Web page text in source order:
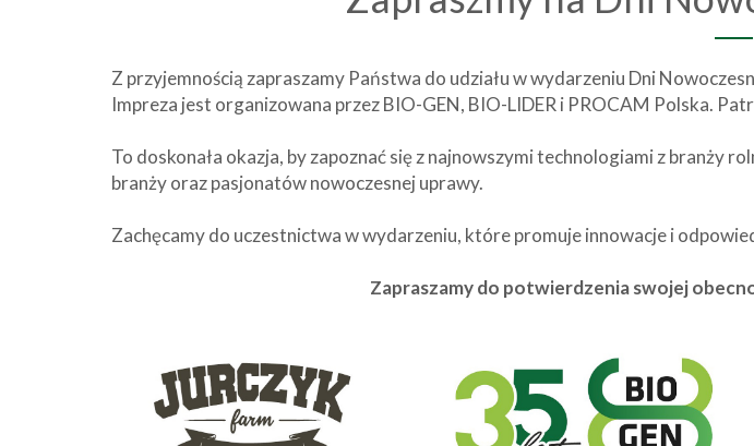
Z przyjemnością zapraszamy Państwa do udziału w wydarzeniu Dni
Impreza jest organizowana przez BIO-GEN, BIO-LIDER i PROCAM Polska.
To doskonała okazja, by zapoznać się z najnowszymi technologiami z branży
branży oraz pasjonatów nowoczesnej uprawy.
Zachęcamy do uczestnictwa w wydarzeniu, które promuje innowacje i
Zapraszamy do potwierdzenia swojej